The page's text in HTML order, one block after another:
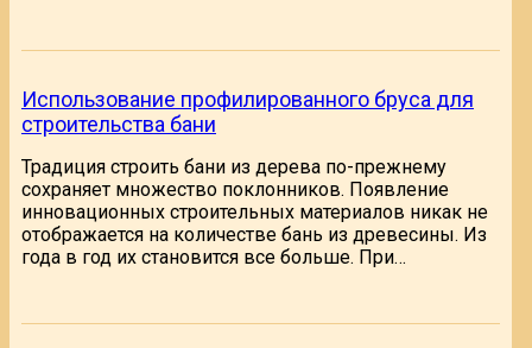
Использование профилированного бруса для
строительства бани
Традиция строить бани из дерева по-прежнему
сохраняет множество поклонников. Появление
инновационных строительных материалов никак не
отображается на количестве бань из древесины. Из
года в год их становится все больше. При…